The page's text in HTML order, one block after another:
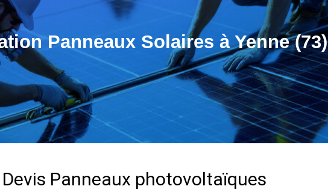
Panneaux Solaires à Yenne (73)
Devis Panneaux photovoltaïques